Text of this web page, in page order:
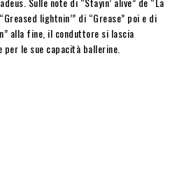
lightnin’” di “Grease” poi e di
alla fine, il conduttore si lascia
per le sue capacità ballerine.